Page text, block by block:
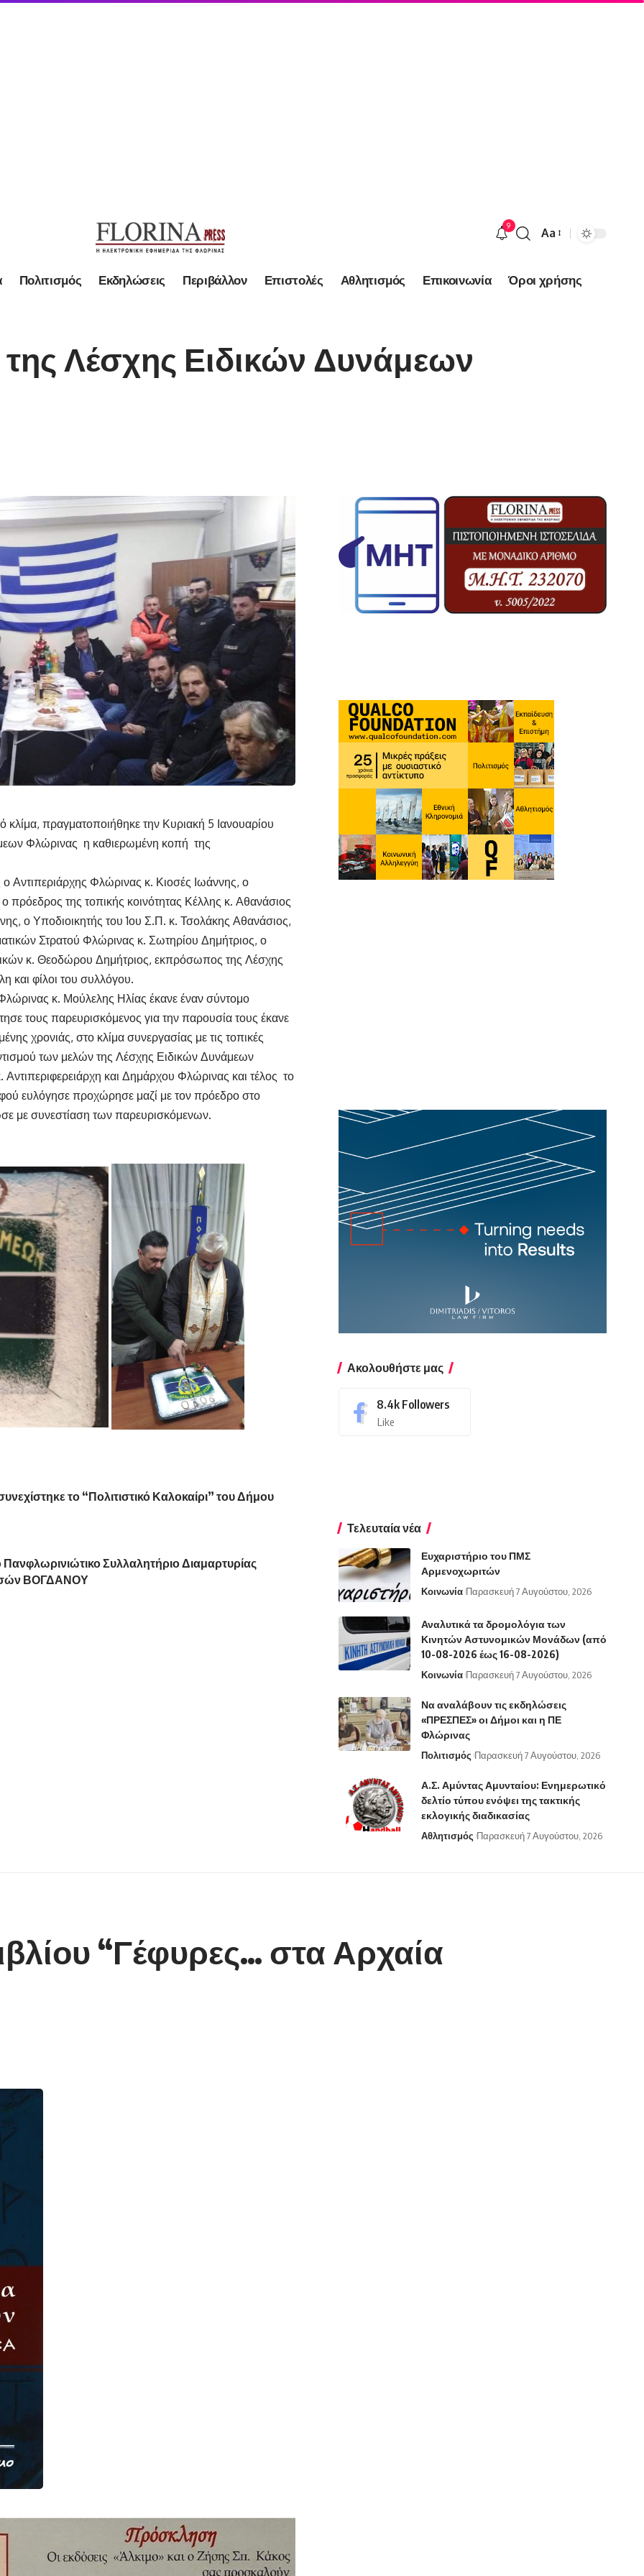
9
Font
Aa
Πολιτισμός Εκδηλώσεις Περιβάλλον Επιστολές Αθλητισμός Επικοινωνία Όροι χρήσης
Λέσχης Ειδικών Δυνάμεων
κλίμα, πραγματοποιήθηκε την Κυριακή 5 Ιανουαρίου
Φλώρινας η καθιερωμένη κοπή της
Αντιπεριάρχης Φλώρινας κ. Κιοσές Ιωάννης, ο
πρόεδρος της τοπικής κοινότητας Κέλλης κ. Αθανάσιος
ο Υποδιοικητής του 1ου Σ.Π. κ. Τσολάκης Αθανάσιος,
Στρατού Φλώρινας κ. Σωτηρίου Δημήτριος, ο
κ. Θεοδώρου Δημήτριος, εκπρόσωπος της Λέσχης
φίλοι του συλλόγου.
κ. Μούλελης Ηλίας έκανε έναν σύντομο
τους παρευρισκόμενος για την παρουσία τους έκανε
χρονιάς, στο κλίμα συνεργασίας με τις τοπικές
των μελών της Λέσχης Ειδικών Δυνάμεων
και Δημάρχου Φλώρινας και τέλος το
ευλόγησε προχώρησε μαζί με τον πρόεδρο στο
με συνεστίαση των παρευρισκόμενων.
το “Πολιτιστικό Καλοκαίρι” του Δήμου
Συλλαλητήριο Διαμαρτυρίας
ΒΟΓΔΑΝΟΥ
Ακολουθήστε μας
8.4k Followers
Like
Τελευταία νέα
Ευχαριστήριο του ΠΜΣ
Αρμενοχωριτών
Κοινωνία Παρασκευή 7 Αυγούστου, 2026
Αναλυτικά τα δρομολόγια των
Κινητών Αστυνομικών Μονάδων (από
10-08-2026 έως 16-08-2026)
Κοινωνία Παρασκευή 7 Αυγούστου, 2026
Να αναλάβουν τις εκδηλώσεις
«ΠΡΕΣΠΕΣ» οι Δήμοι και η ΠΕ
Φλώρινας
Πολιτισμός Παρασκευή 7 Αυγούστου, 2026
Α.Σ. Αμύντας Αμυνταίου: Ενημερωτικό
δελτίο τύπου ενόψει της τακτικής
εκλογικής διαδικασίας
Αθλητισμός Παρασκευή 7 Αυγούστου, 2026
“Γέφυρες… στα Αρχαία